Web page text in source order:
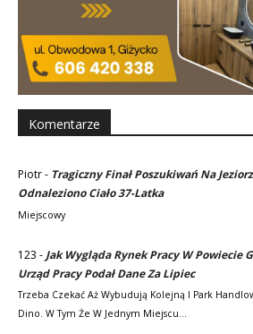
Komentarze
Piotr- Tragiczny Finał Poszukiwań Na
Odnaleziono Ciało 37-Latka
Miejscowy
123 - Jak Wygląda Rynek Pracy W Powiecie
Urząd Pracy Podał Dane Za Lipiec
Trzeba Czekać Aż Wybudują Kolejną I Park
Dino. W Tym Że W Jednym Miejscu…